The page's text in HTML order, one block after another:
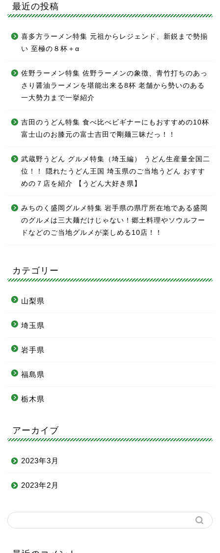
最近の投稿
喜多方ラーメン特集 元祖からレジェンド、新鋭まで勢揃
い 至極の８杯＋α
佐野ラーメン特集 佐野ラーメンの象徴、青竹打ちのあっ
さり醤油ラーメンを堪能出来る8杯 老舗から勢いのある
一大勢力まで一挙紹介
吉田のうどん特集 食べ比べビギナーにもおすすめの10杯
富士山のお膝元の富士吉田で剛麺三昧だっ！！
武蔵野うどん グルメ特集（埼玉編） うどん生産量全国二
位！！ 隠れたうどん王国 埼玉県のご当地うどん おすす
めの７店を紹介 【うどん大好き県】
みちのく盛岡グルメ特集 岩手県の県庁所在地である盛岡
のグルメは三大麺だけじゃない！郷土料理やソウルフー
ドなどのご当地グルメが楽しめる10店！！
カテゴリー
山梨県
埼玉県
岩手県
福島県
栃木県
アーカイブ
2023年3月
2023年2月